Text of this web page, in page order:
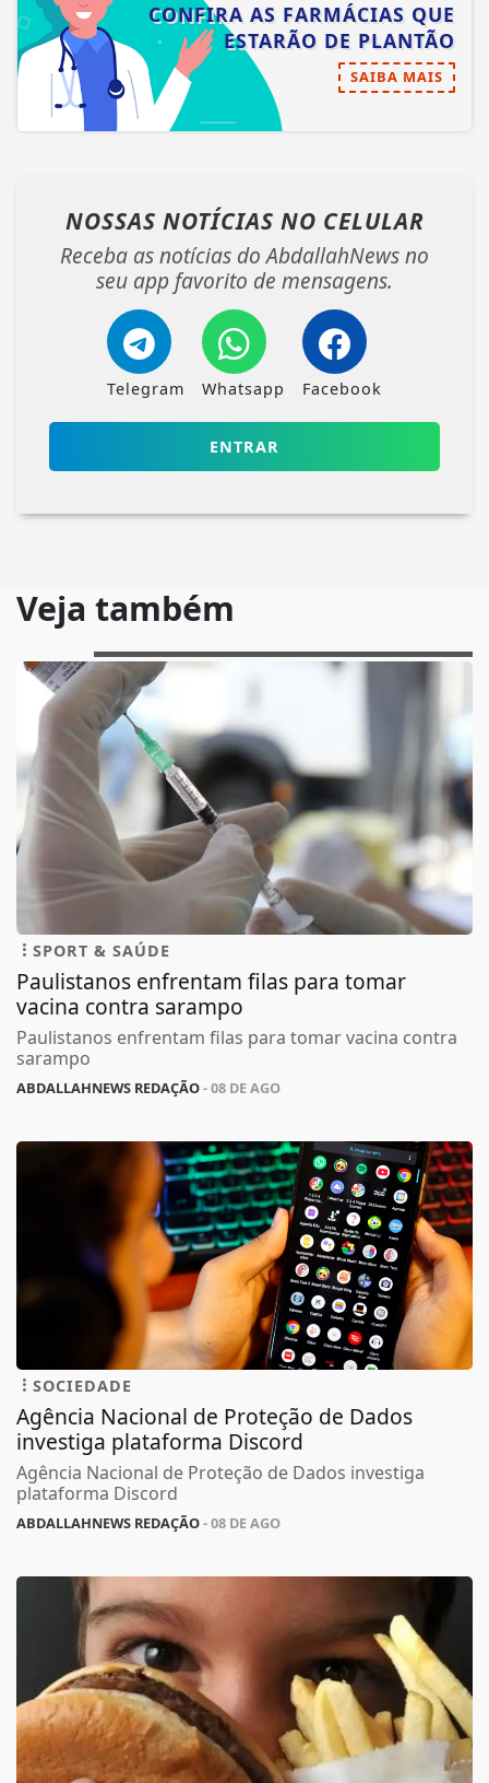
CONFIRA AS FARMÁCIAS QUE
ESTARÃO DE PLANTÃO
SAIBA MAIS
NOSSAS NOTÍCIAS NO CELULAR
Receba as notícias do AbdallahNews no
seu app favorito de mensagens.
Telegram Whatsapp Facebook
ENTRAR
Veja também
SPORT & SAÚDE
Paulistanos enfrentam filas para tomar
vacina contra sarampo
Paulistanos enfrentam filas para tomar vacina contra
sarampo
ABDALLAHNEWS REDAÇÃO- 08 DE AGO
SOCIEDADE
Agência Nacional de Proteção de Dados
investiga plataforma Discord
Agência Nacional de Proteção de Dados investiga
plataforma Discord
ABDALLAHNEWS REDAÇÃO- 08 DE AGO